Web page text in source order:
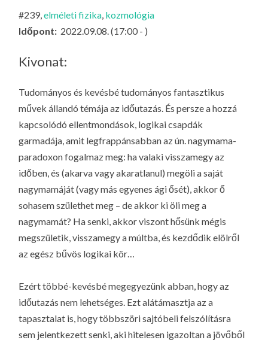
G
#239,elméleti fizika, kozmológia
Időpont: 2022.09.08. (17:00 - )
Kivonat:
Tudományos és kevésbé tudományos fantasztikus
művek állandó témája az időutazás. És persze a hozzá
kapcsolódó ellentmondások, logikai csapdák
garmadája, amit legfrappánsabban az ún. nagymama-
paradoxon fogalmaz meg: ha valaki visszamegy az
időben, és (akarva vagy akaratlanul) megöli a saját
nagymamáját (vagy más egyenes ági ősét), akkor ő
sohasem születhet meg – de akkor ki öli meg a
nagymamát? Ha senki, akkor viszont hősünk mégis
megszületik, visszamegy a múltba, és kezdődik elölről
az egész bűvös logikai kör…
Ezért többé-kevésbé megegyezünk abban, hogy az
időutazás nem lehetséges. Ezt alátámasztja az a
tapasztalat is, hogy többszöri sajtóbeli felszólításra
sem jelentkezett senki, aki hitelesen igazoltan a jövőből